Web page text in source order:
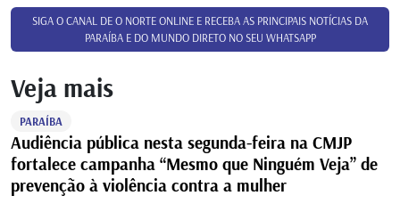
SIGA O CANAL DE O NORTE ONLINE E RECEBA AS PRINCIPAIS NOTÍCIAS DA
PARAÍBA E DO MUNDO DIRETO NO SEU WHATSAPP
Veja mais
PARAÍBA
Audiência pública nesta segunda-feira na CMJP
fortalece campanha “Mesmo que Ninguém Veja” de
prevenção à violência contra a mulher